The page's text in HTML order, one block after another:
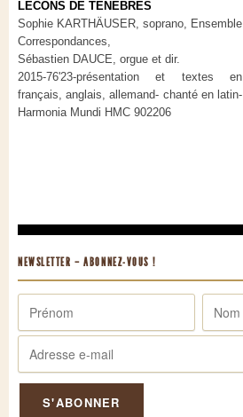
LECONS DE TENEBRES
Sophie KARTHÄUSER, soprano, Ensemble
Correspondances,
Sébastien DAUCE, orgue et dir.
2015-76'23-présentation et textes en
français, anglais, allemand- chanté en latin-
Harmonia Mundi HMC 902206
NEWSLETTER – ABONNEZ-VOUS !